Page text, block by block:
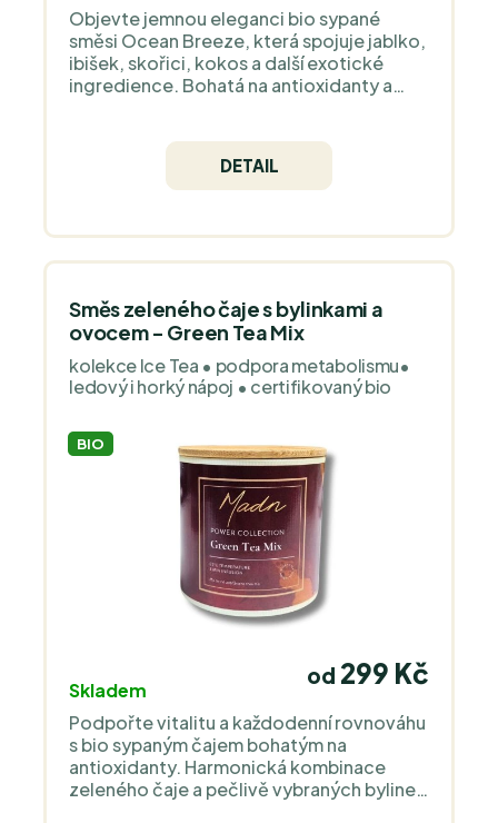
Objevte jemnou eleganci bio sypané
směsi Ocean Breeze, která spojuje jablko,
ibišek, skořici, kokos a další exotické
ingredience. Bohatá na antioxidanty a
DETAIL
Směs zeleného čaje s bylinkami a
ovocem - Green Tea Mix
kolekce Ice Tea • podpora metabolismu•
ledový i horký nápoj • certifikovaný bio
BIO
Skladem
od 299 Kč
Podpořte vitalitu a každodenní rovnováhu
s bio sypaným čajem bohatým na
antioxidanty. Harmonická kombinace
zeleného čaje a pečlivě vybraných bylinek